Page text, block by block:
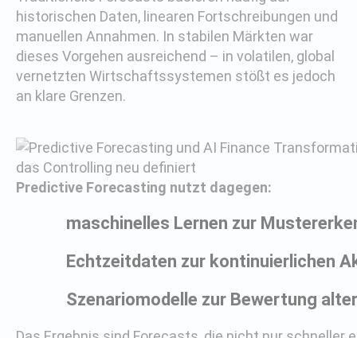
historischen Daten, linearen Fortschreibungen und
manuellen Annahmen. In stabilen Märkten war
dieses Vorgehen ausreichend – in volatilen, global
vernetzten Wirtschaftssystemen stößt es jedoch
an klare Grenzen.
Predictive Forecasting nutzt dagegen:
maschinelles Lernen zur
Echtzeitdaten zur kontinuierlichen
Szenariomodelle zur Bewertung